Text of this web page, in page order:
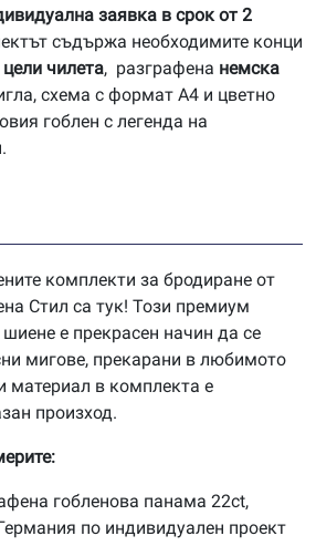
заявка в срок от 2
съдържа необходимите конци
цели чилета, разграфена немска
схема с формат А4 и цветно
гоблен с легенда на
комплекти за бродиране от
Стил са тук! Този премиум
е прекрасен начин да се
мигове, прекарани в любимото
материал в комплекта е
произход.
гобленова панама 22ct,
по индивидуален проект